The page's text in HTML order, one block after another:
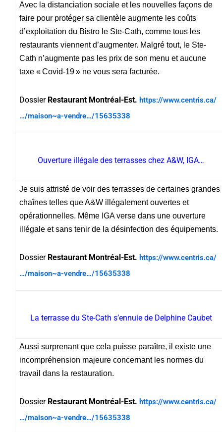
Avec la distanciation sociale et les nouvelles façons de
faire pour protéger sa clientèle augmente les coûts
d’exploitation du Bistro le Ste-Cath, comme tous les
restaurants viennent d’augmenter. Malgré tout, le Ste-
Cath n’augmente pas les prix de son menu et aucune
taxe « Covid-19 » ne vous sera facturée.
Dossier Restaurant Montréal-Est. https://www.centris.ca/
…/maison~a-vendre…/15635338
Ouverture illégale des terrasses chez A&W, IGA…
Je suis attristé de voir des terrasses de certaines grandes
chaînes telles que A&W illégalement ouvertes et
opérationnelles. Même IGA verse dans une ouverture
illégale et sans tenir de la désinfection des équipements.
Dossier Restaurant Montréal-Est. https://www.centris.ca/
…/maison~a-vendre…/15635338
La terrasse du Ste-Cath s’ennuie de Delphine Caubet
Aussi surprenant que cela puisse paraître, il existe une
incompréhension majeure concernant les normes du
travail dans la restauration.
Dossier Restaurant Montréal-Est. https://www.centris.ca/
…/maison~a-vendre…/15635338